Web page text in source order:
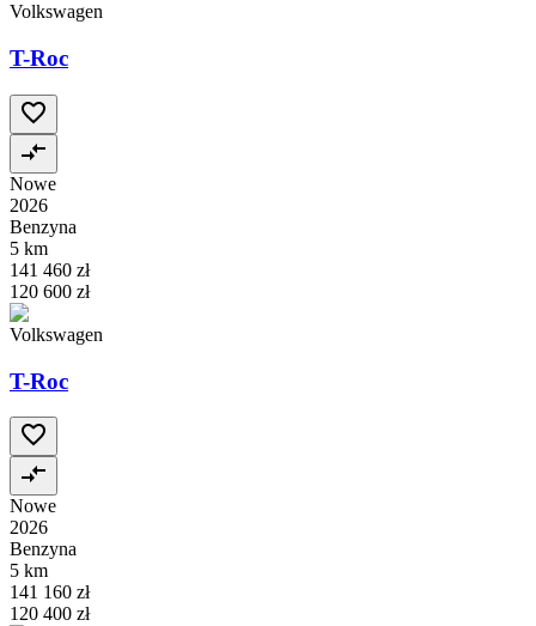
Volkswagen
T-Roc
Nowe
2026
Benzyna
5 km
141 460 zł
120 600 zł
Volkswagen
T-Roc
Nowe
2026
Benzyna
5 km
141 160 zł
120 400 zł